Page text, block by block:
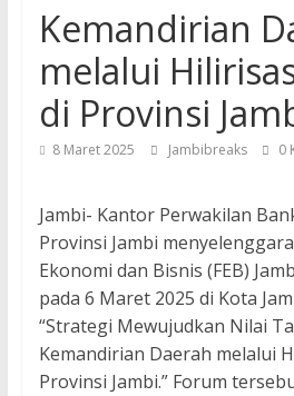
Kemandirian
melalui
di Provinsi
8 Maret 2025 Jambibreaks 0
Jambi- Kantor Perwakilan
Provinsi Jambi
Ekonomi dan Bisnis (FEB)
pada 6 Maret 2025 di Kota
“Strategi Mewujudkan Nilai
Kemandirian Daerah melalui
Provinsi Jambi.” Forum